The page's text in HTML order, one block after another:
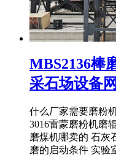
MBS2136棒
采石场设备网
什么厂家需要磨粉
3016雷蒙磨粉机磨
磨煤机哪卖的 石灰
磨的启动条件 实验